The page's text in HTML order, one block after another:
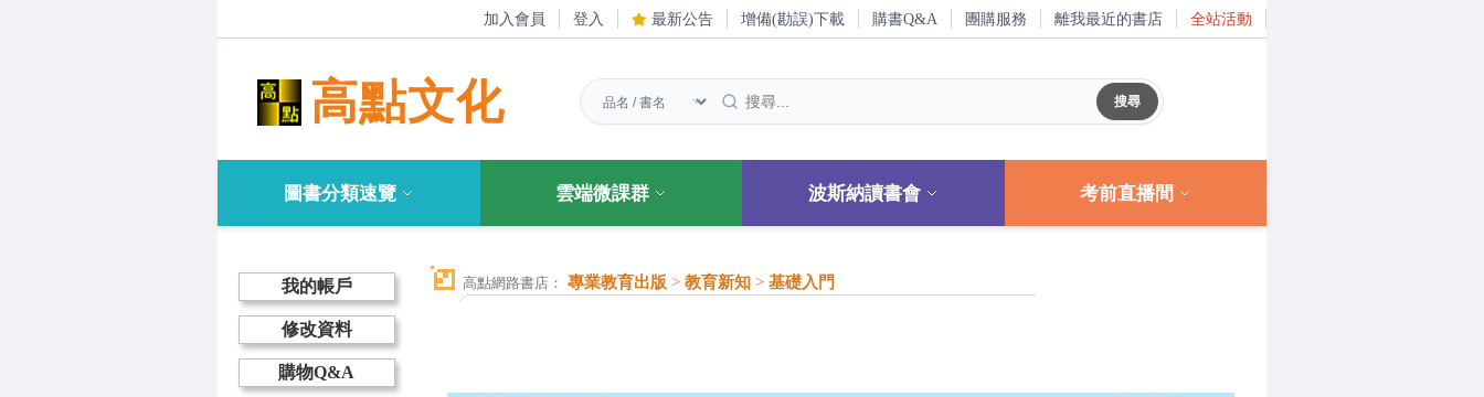
加入會員 登入 最新公告 增備(勘誤)下載 購書Q&A 團購服務 離我最近的書店 全站活動
高點文化
圖書分類速覽 雲端微課群 波斯納讀書會 考前直播間
我的帳戶
修改資料
購物Q&A
高點網路書店： 專業教育出版 > 教育新知 > 基礎入門